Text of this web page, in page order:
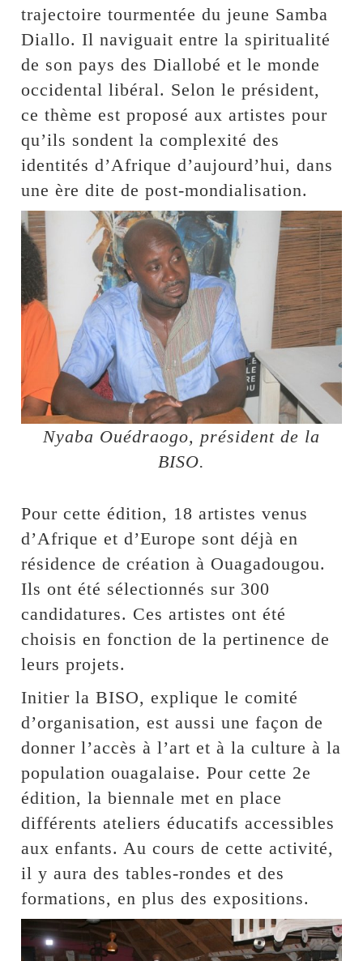
trajectoire tourmentée du jeune Samba
Diallo. Il naviguait entre la spiritualité
de son pays des Diallobé et le monde
occidental libéral. Selon le président,
ce thème est proposé aux artistes pour
qu’ils sondent la complexité des
identités d’Afrique d’aujourd’hui, dans
une ère dite de post-mondialisation.
Nyaba Ouédraogo, président de la
BISO.
Pour cette édition, 18 artistes venus
d’Afrique et d’Europe sont déjà en
résidence de création à Ouagadougou.
Ils ont été sélectionnés sur 300
candidatures. Ces artistes ont été
choisis en fonction de la pertinence de
leurs projets.
Initier la BISO, explique le comité
d’organisation, est aussi une façon de
donner l’accès à l’art et à la culture à la
population ouagalaise. Pour cette 2e
édition, la biennale met en place
différents ateliers éducatifs accessibles
aux enfants. Au cours de cette activité,
il y aura des tables-rondes et des
formations, en plus des expositions.